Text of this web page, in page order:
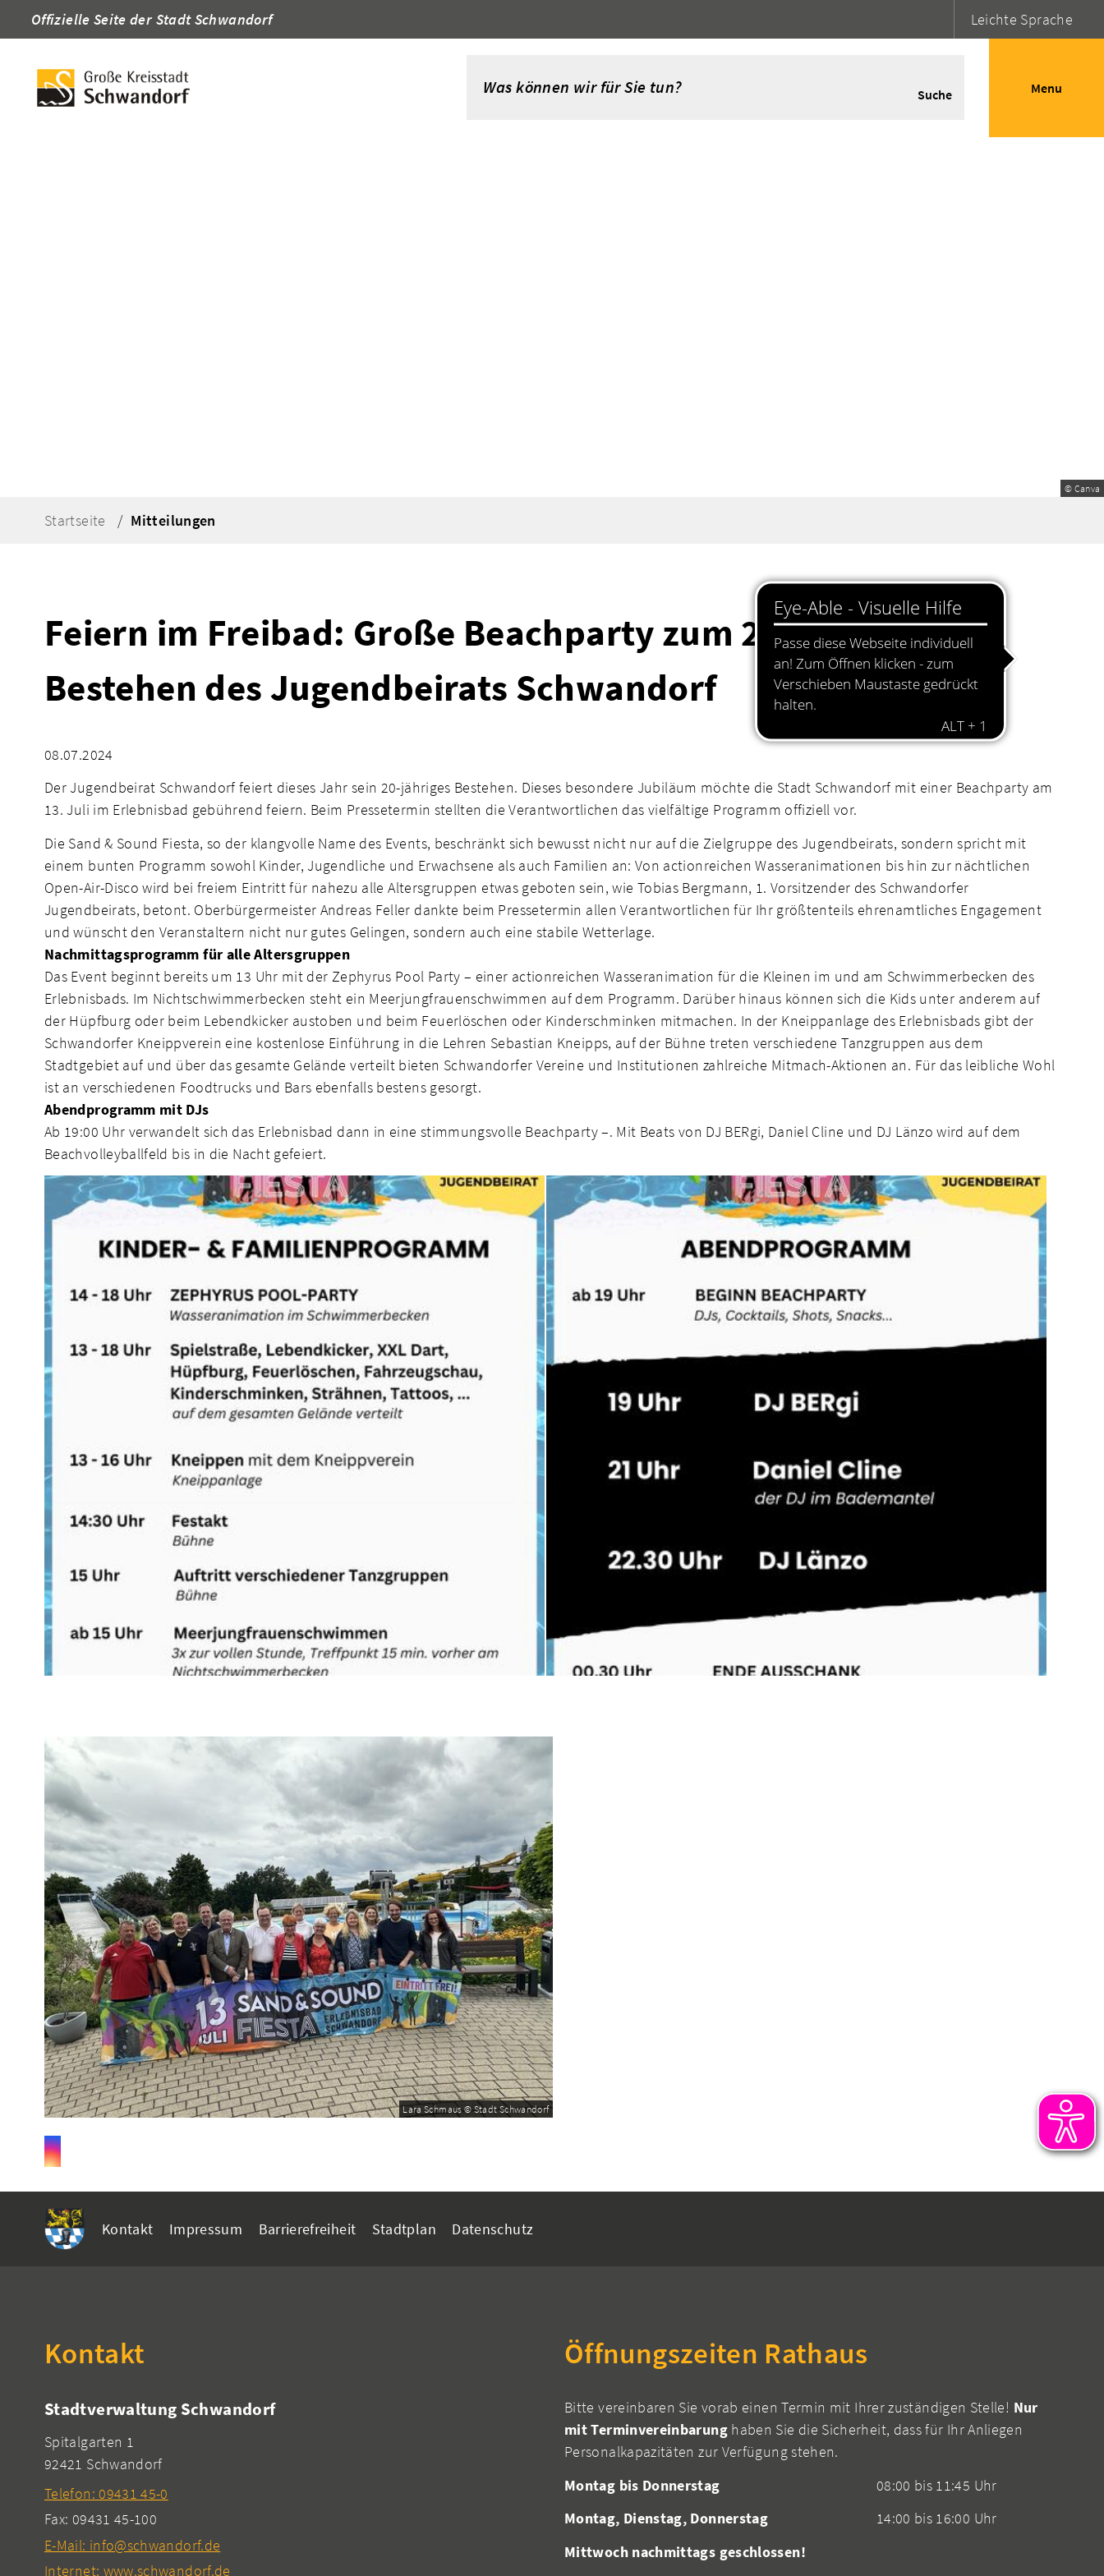
Offizielle Seite der Stadt Schwandorf Leichte Sprache
Suche Menu
© Canva
Startseite Mitteilungen
Feiern im Freibad: Große Beachparty zum 20-jährigen
Bestehen des Jugendbeirats Schwandorf
08.07.2024
Der Jugendbeirat Schwandorf feiert dieses Jahr sein 20-jähriges Bestehen. Dieses besondere Jubiläum möchte die Stadt Schwandorf mit einer Beachparty am
13. Juli im Erlebnisbad gebührend feiern. Beim Pressetermin stellten die Verantwortlichen das vielfältige Programm offiziell vor.
Die Sand & Sound Fiesta, so der klangvolle Name des Events, beschränkt sich bewusst nicht nur auf die Zielgruppe des Jugendbeirats, sondern spricht mit
einem bunten Programm sowohl Kinder, Jugendliche und Erwachsene als auch Familien an: Von actionreichen Wasseranimationen bis hin zur nächtlichen
Open-Air-Disco wird bei freiem Eintritt für nahezu alle Altersgruppen etwas geboten sein, wie Tobias Bergmann, 1. Vorsitzender des Schwandorfer
Jugendbeirats, betont. Oberbürgermeister Andreas Feller dankte beim Pressetermin allen Verantwortlichen für Ihr größtenteils ehrenamtliches Engagement
und wünscht den Veranstaltern nicht nur gutes Gelingen, sondern auch eine stabile Wetterlage.
Nachmittagsprogramm für alle Altersgruppen
Das Event beginnt bereits um 13 Uhr mit der Zephyrus Pool Party – einer actionreichen Wasseranimation für die Kleinen im und am Schwimmerbecken des
Erlebnisbads. Im Nichtschwimmerbecken steht ein Meerjungfrauenschwimmen auf dem Programm. Darüber hinaus können sich die Kids unter anderem auf
der Hüpfburg oder beim Lebendkicker austoben und beim Feuerlöschen oder Kinderschminken mitmachen. In der Kneippanlage des Erlebnisbads gibt der
Schwandorfer Kneippverein eine kostenlose Einführung in die Lehren Sebastian Kneipps, auf der Bühne treten verschiedene Tanzgruppen aus dem
Stadtgebiet auf und über das gesamte Gelände verteilt bieten Schwandorfer Vereine und Institutionen zahlreiche Mitmach-Aktionen an. Für das leibliche Wohl
ist an verschiedenen Foodtrucks und Bars ebenfalls bestens gesorgt.
Abendprogramm mit DJs
Ab 19:00 Uhr verwandelt sich das Erlebnisbad dann in eine stimmungsvolle Beachparty –. Mit Beats von DJ BERgi, Daniel Cline und DJ Länzo wird auf dem
Beachvolleyballfeld bis in die Nacht gefeiert.
Lara Schmaus © Stadt Schwandorf
Kontakt Impressum Barrierefreiheit Stadtplan Datenschutz
Kontakt
Stadtverwaltung Schwandorf
Spitalgarten 1
92421 Schwandorf
Telefon: 09431 45-0
Fax: 09431 45-100
E-Mail: info@schwandorf.de
Internet: www.schwandorf.de
Öffnungszeiten Rathaus
Bitte vereinbaren Sie vorab einen Termin mit Ihrer zuständigen Stelle! Nur
mit Terminvereinbarunghaben Sie die Sicherheit, dass für Ihr Anliegen
Personalkapazitäten zur Verfügung stehen.
Montag bis Donnerstag
Montag, Dienstag, Donnerstag
Mittwoch nachmittags geschlossen!
08:00 bis 11:45 Uhr
14:00 bis 16:00 Uhr